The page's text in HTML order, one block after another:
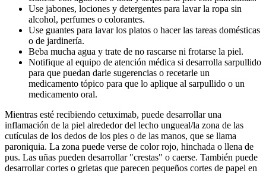
Use jabones, lociones y detergentes para lavar la ropa sin
alcohol, perfumes o colorantes.
Use guantes para lavar los platos o hacer las tareas domésticas
o de jardinería.
Beba mucha agua y trate de no rascarse ni frotarse la piel.
Notifique al equipo de atención médica si desarrolla sarpullido
para que puedan darle sugerencias o recetarle un
medicamento tópico para que lo aplique al sarpullido o un
medicamento oral.
Mientras esté recibiendo cetuximab, puede desarrollar una
inflamación de la piel alrededor del lecho ungueal/la zona de las
cutículas de los dedos de los pies o de las manos, que se llama
paroniquia. La zona puede verse de color rojo, hinchada o llena de
pus. Las uñas pueden desarrollar "crestas" o caerse. También puede
desarrollar cortes o grietas que parecen pequeños cortes de papel en